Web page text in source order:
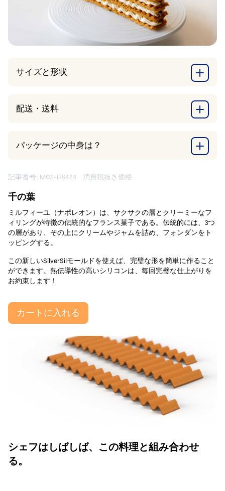
サイズと形状
配送・送料
パッケージの中身は？
記事番号: M02-178424 消費税抜き価格
千の葉
ミルフィーユ（ナポレオン）は、サクサクの層とクリーミーなフ
ィリングが特徴の伝統的なフランス菓子である。伝統的には、3つ
の層があり、その上にクリームやジャムを詰め、フォンダンをト
ッピングする。
この新しいSilverSilモールドを使えば、完璧な形を簡単に作ること
ができます。熱伝導性の高いシリコンは、毎回完璧な仕上がりを
お約束します！
カートに入れる
シェフはしばしば、この料理と組み合わせ
る。